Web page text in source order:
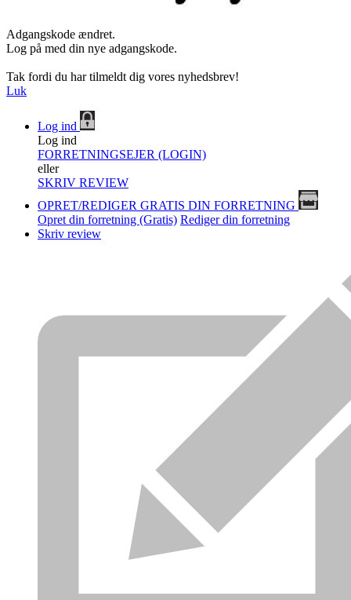
Adgangskode ændret.
Log på med din nye adgangskode.
Tak fordi du har tilmeldt dig vores nyhedsbrev!
Luk
Log ind
Log ind
FORRETNINGSEJER (LOGIN)
eller
SKRIV REVIEW
OPRET/REDIGER GRATIS DIN FORRETNING
Opret din forretning (Gratis) Rediger din forretning
Skriv review